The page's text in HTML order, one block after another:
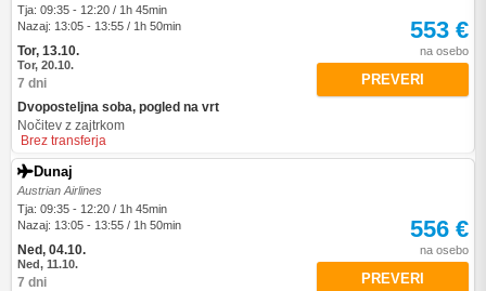
Tja: 09:35 - 12:20 / 1h 45min
Nazaj: 13:05 - 13:55 / 1h 50min
Tor, 13.10.
Tor, 20.10.
7 dni
Dvoposteljna soba, pogled na vrt
Nočitev z zajtrkom
Brez transferja
553 €
na osebo
PREVERI
Dunaj
Austrian Airlines
Tja: 09:35 - 12:20 / 1h 45min
Nazaj: 13:05 - 13:55 / 1h 50min
Ned, 04.10.
Ned, 11.10.
7 dni
556 €
na osebo
PREVERI